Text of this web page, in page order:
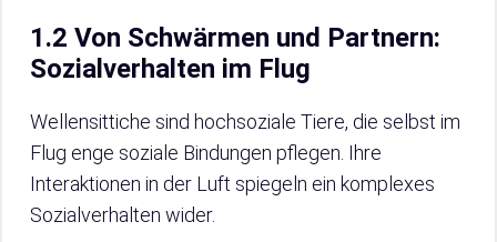
1.2 Von Schwärmen und Partnern:
Sozialverhalten im Flug
Wellensittiche sind hochsoziale Tiere, die selbst im
Flug enge soziale Bindungen pflegen. Ihre
Interaktionen in der Luft spiegeln ein komplexes
Sozialverhalten wider.